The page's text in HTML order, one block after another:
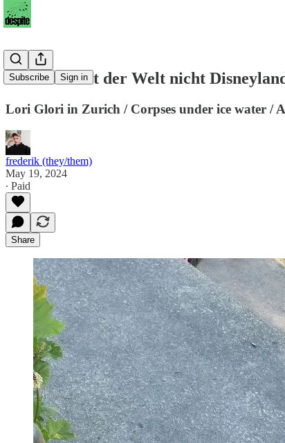
Subscribe Sign in
dass der Rest der Welt nicht
Lori Glori in Zurich / Corpses under ice water /
frederik (they/them)
May 19, 2024
∙ Paid
Share